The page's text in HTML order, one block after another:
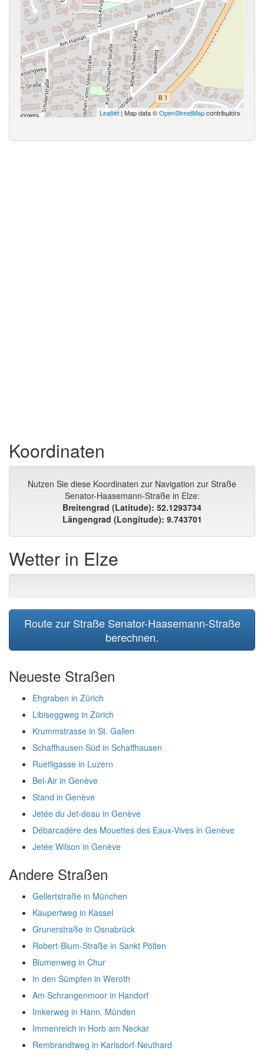
Leaflet| Map data ©OpenStreetMapcontributors
Koordinaten
Nutzen Sie diese Koordinaten zur Navigation zur Straße
Senator-Haasemann-Straße in Elze:
Breitengrad (Latitude): 52.1293734
Längengrad (Longitude): 9.743701
Wetter in Elze
Route zur Straße Senator-Haasemann-Straße
berechnen.
Neueste Straßen
Ehgraben in Zürich
Libiseggweg in Zürich
Krummstrasse in St. Gallen
Schaffhausen Süd in Schaffhausen
Ruetligasse in Luzern
Bel-Air in Genève
Stand in Genève
Jetée du Jet-deau in Genève
Débarcadère des Mouettes des Eaux-Vives in Genève
Jetée Wilson in Genève
Andere Straßen
Gellertstraße in München
Kaupertweg in Kassel
Grunerstraße in Osnabrück
Robert-Blum-Straße in Sankt Pölten
Blumenweg in Chur
In den Sümpfen in Weroth
Am Schrangenmoor in Handorf
Imkerweg in Hann. Münden
Immenreich in Horb am Neckar
Rembrandtweg in Karlsdorf-Neuthard